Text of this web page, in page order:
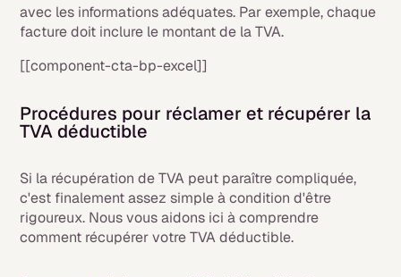
avec les informations adéquates. Par exemple, chaque
facture doit inclure le montant de la TVA.
[[component-cta-bp-excel]]
Procédures pour réclamer et récupérer la
TVA déductible
Si la récupération de TVA peut paraître compliquée,
c'est finalement assez simple à condition d'être
rigoureux. Nous vous aidons ici à comprendre
comment récupérer votre TVA déductible.